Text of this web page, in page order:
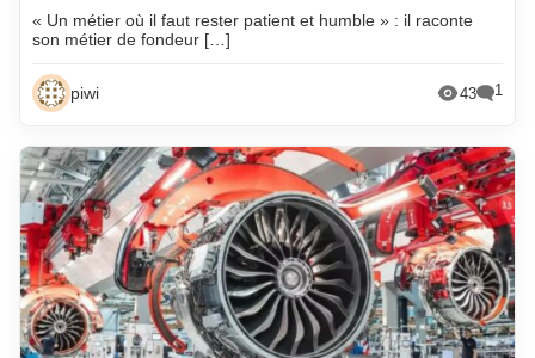
« Un métier où il faut rester patient et humble » : il raconte
son métier de fondeur […]
piwi 43 1